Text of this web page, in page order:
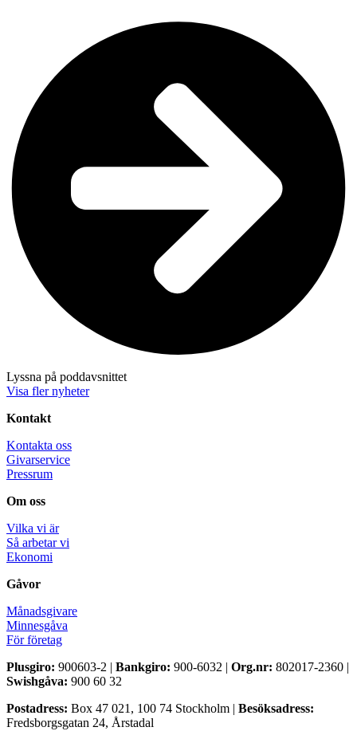
Lyssna på poddavsnittet
Visa fler nyheter
Kontakt
Kontakta oss
Givarservice
Pressrum
Om oss
Vilka vi är
Så arbetar vi
Ekonomi
Gåvor
Månadsgivare
Minnesgåva
För företag
Plusgiro: 900603-2 | Bankgiro: 900-6032 | Org.nr: 802017-2360 |
Swishgåva: 900 60 32
Postadress: Box 47 021, 100 74 Stockholm | Besöksadress:
Fredsborgsgatan 24, Årstadal